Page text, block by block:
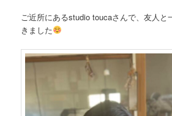
ご近所にあるstudio toucaさんで、友人と
きました